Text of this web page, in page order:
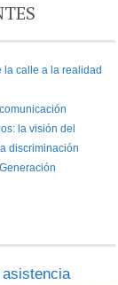
la calle a la realidad
la visión del
discriminación
asistencia